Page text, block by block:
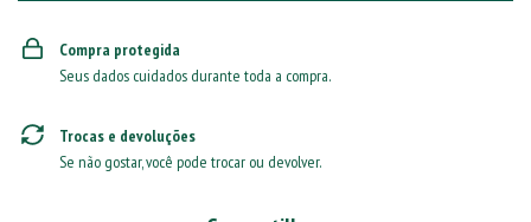
Compra protegida
Seus dados cuidados durante toda a compra.
Trocas e devoluções
Se não gostar, você pode trocar ou devolver.